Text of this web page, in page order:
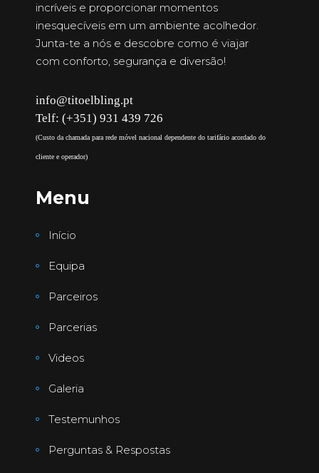
incríveis e proporcionar momentos
inesquecíveis em um ambiente acolhedor.
Junta-te a nós e descobre como é viajar
com conforto, segurança e diversão!
info@titoelbling.pt
Telf: (+351) 931 439 726
(Custo da chamada para rede móvel nacional dependente do tarifário acordado do
cliente e operador)
Menu
Início
Equipa
Parceiros
Parcerias
Videos
Galeria
Testemunhos
Perguntas & Respostas